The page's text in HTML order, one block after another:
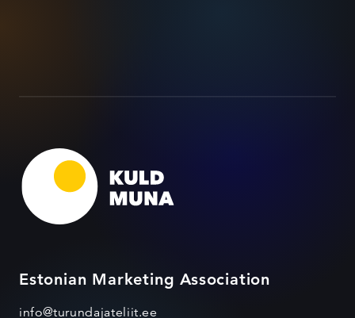
Estonian Marketing Association
info@turundajateliit.ee